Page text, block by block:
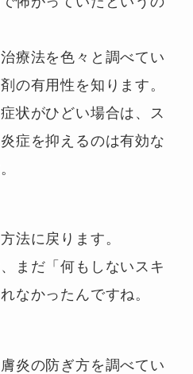
療法を色々と調べてい
の有用性を知ります。
状がひどい場合は、ス
症を抑えるのは有効な
法に戻ります。
まだ「何もしないスキ
なかったんですね。
炎の防ぎ方を調べてい